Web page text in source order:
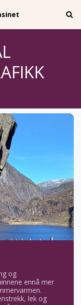
og
ennå mer
lek og